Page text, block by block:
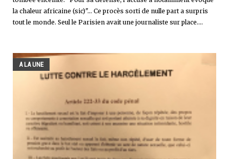
la chaleur africaine (sic)"... Ce procès sorti de nulle part a surpris
tout le monde. Seul le Parisien avait une journaliste sur place....
A LA UNE